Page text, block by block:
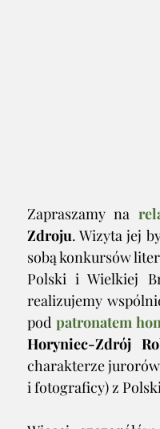
Zapraszamy na
Zdroju. Wizyta jej
sobą konkursów
Polski i Wielkiej
realizujemy
pod patronatem
Horyniec-Zdrój
charakterze
i fotograficy) z